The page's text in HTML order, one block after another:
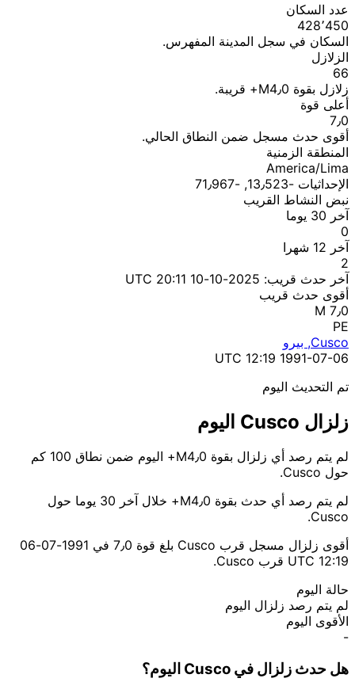
عدد السكان
428٬450
السكان في سجل المدينة المفهرس.
الزلازل
66
زلازل بقوة M4٫0+ قريبة.
أعلى قوة
7٫0
أقوى حدث مسجل ضمن النطاق الحالي.
المنطقة الزمنية
America/Lima
الإحداثيات ؜-13٫523, ؜-71٫967
نبض النشاط القريب
آخر 30 يوما
0
آخر 12 شهرا
2
آخر حدث قريب: 2025-10-10 20:11 UTC
أقوى حدث قريب
M 7٫0
PE
Cusco, بيرو
1991-07-06 12:19 UTC
تم التحديث اليوم
زلزال Cusco اليوم
لم يتم رصد أي زلزال بقوة M4٫0+ اليوم ضمن نطاق 100 كم
حول Cusco.
لم يتم رصد أي حدث بقوة M4٫0+ خلال آخر 30 يوما حول
Cusco.
أقوى زلزال مسجل قرب Cusco بلغ قوة 7٫0 في 1991-07-06
12:19 UTC قرب Cusco.
حالة اليوم
لم يتم رصد زلزال اليوم
الأقوى اليوم
-
هل حدث زلزال في Cusco اليوم؟